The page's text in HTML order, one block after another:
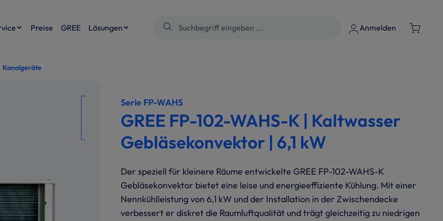
Preise GREE Lösungen Anmelden
Kanalgeräte
Serie FP-WAHS
GREE FP-102-WAHS-K | Kaltwasser
Gebläsekonvektor | 6,1 kW
Der speziell für kleinere Räume entwickelte GREE FP-102-WAHS-K
Gebläsekonvektor bietet eine leise und energieeffiziente Kühlung. Mit einer
Nennkühlleistung von 6,1 kW und der Installation in der Zwischendecke
verbessert er diskret die Raumluftqualität und trägt gleichzeitig zu niedrigen